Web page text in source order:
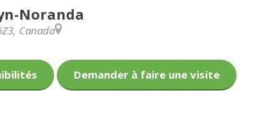
Noranda
, Canada
Demander à faire une visite